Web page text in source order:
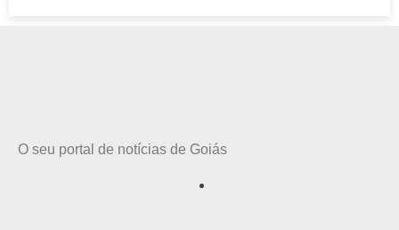
O seu portal de notícias de Goiás